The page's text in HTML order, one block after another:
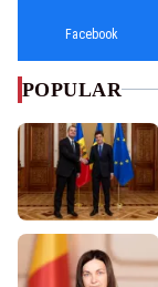
Facebook
POPULAR